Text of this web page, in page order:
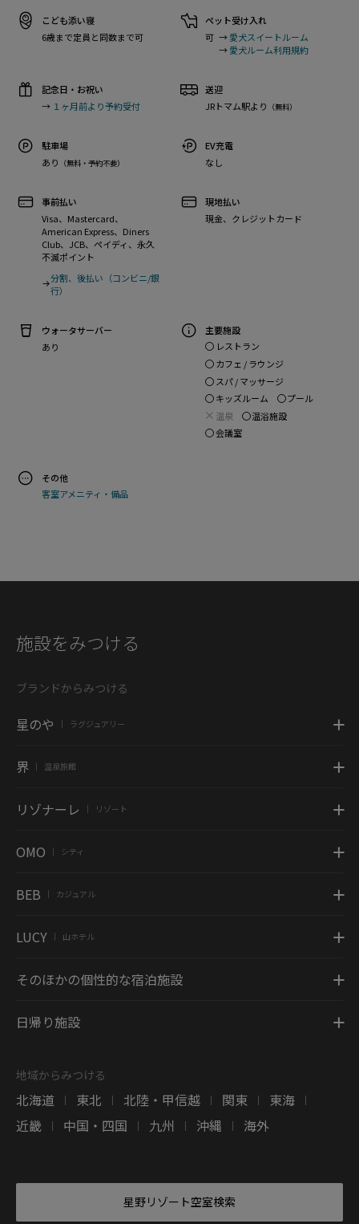
こども添い寝
6歳まで定員と同数まで可
ペット受け入れ
可 →愛犬スイートルーム
→愛犬ルーム利用規約
記念日・お祝い
→ １ヶ月前より予約受付
送迎
JRトマム駅より （無料）
駐車場
あり （無料・予約不要）
EV充電
なし
事前払い
Visa、Mastercard、
American Express、Diners
Club、JCB、ペイディ、永久
不滅ポイント
分割、後払い（コンビニ/銀
行）
現地払い
現金、クレジットカード
ウォータサーバー
あり
主要施設
レストラン
カフェ / ラウンジ
スパ / マッサージ
キッズルーム
プール
温泉
温浴施設
会議室
その他
客室アメニティ・備品
施設をみつける
ブランドからみつける
星のや ラグジュアリー
界 温泉旅館
リゾナーレ リゾート
OMO シティ
BEB カジュアル
LUCY 山ホテル
そのほかの個性的な宿泊施設
日帰り施設
地域からみつける
北海道 | 東北 | 北陸・甲信越 | 関東 | 東海 |
近畿 | 中国・四国 | 九州 | 沖縄 | 海外
星野リゾート空室検索